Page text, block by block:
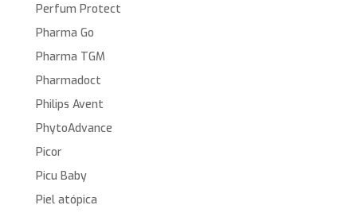
Perfum Protect
Pharma Go
Pharma TGM
Pharmadoct
Philips Avent
PhytoAdvance
Picor
Picu Baby
Piel atópica